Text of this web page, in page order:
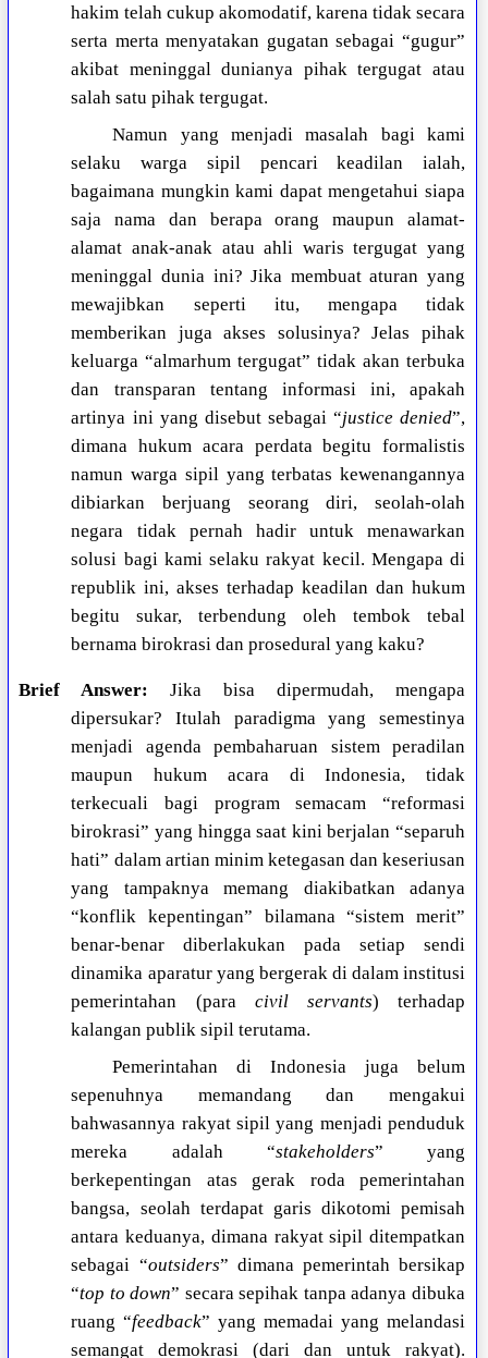
hakim telah cukup akomodatif, karena tidak secara
serta merta menyatakan gugatan sebagai “gugur”
akibat meninggal dunianya pihak tergugat atau
salah satu pihak tergugat.
Namun yang menjadi masalah bagi kami
selaku warga sipil pencari keadilan ialah,
bagaimana mungkin kami dapat mengetahui siapa
saja nama dan berapa orang maupun alamat-
alamat anak-anak atau ahli waris tergugat yang
meninggal dunia ini? Jika membuat aturan yang
mewajibkan seperti itu, mengapa tidak
memberikan juga akses solusinya? Jelas pihak
keluarga “almarhum tergugat” tidak akan terbuka
dan transparan tentang informasi ini, apakah
artinya ini yang disebut sebagai “justice denied”,
dimana hukum acara perdata begitu formalistis
namun warga sipil yang terbatas kewenangannya
dibiarkan berjuang seorang diri, seolah-olah
negara tidak pernah hadir untuk menawarkan
solusi bagi kami selaku rakyat kecil. Mengapa di
republik ini, akses terhadap keadilan dan hukum
begitu sukar, terbendung oleh tembok tebal
bernama birokrasi dan prosedural yang kaku?
Brief Answer: Jika bisa dipermudah, mengapa
dipersukar? Itulah paradigma yang semestinya
menjadi agenda pembaharuan sistem peradilan
maupun hukum acara di Indonesia, tidak
terkecuali bagi program semacam “reformasi
birokrasi” yang hingga saat kini berjalan “separuh
hati” dalam artian minim ketegasan dan keseriusan
yang tampaknya memang diakibatkan adanya
“konflik kepentingan” bilamana “sistem merit”
benar-benar diberlakukan pada setiap sendi
dinamika aparatur yang bergerak di dalam institusi
pemerintahan (para civil servants) terhadap
kalangan publik sipil terutama.
Pemerintahan di Indonesia juga belum
sepenuhnya memandang dan mengakui
bahwasannya rakyat sipil yang menjadi penduduk
mereka adalah “stakeholders” yang
berkepentingan atas gerak roda pemerintahan
bangsa, seolah terdapat garis dikotomi pemisah
antara keduanya, dimana rakyat sipil ditempatkan
sebagai “outsiders” dimana pemerintah bersikap
“top to down” secara sepihak tanpa adanya dibuka
ruang “feedback” yang memadai yang melandasi
semangat demokrasi (dari dan untuk rakyat).